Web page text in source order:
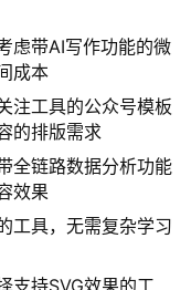
虑带AI写作功能的微
成本
注工具的公众号模板
的排版需求
全链路数据分析功能
效果
工具，无需复杂学习
支持SVG效果的工